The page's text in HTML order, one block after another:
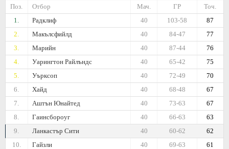
Поз.
Отбор Точ.
ГР
Мач.
1.
Радклиф 87
103-58
40
2.
Макълсфийлд 77
84-47
40
3.
Марийн 76
87-44
40
4.
Уарингтон Райлъндс 75
65-42
40
5.
Уърксоп 70
72-49
40
6.
Хайд 67
68-48
40
7.
Аштън Юнайтед 67
73-63
40
8.
Гаинсбороуг 63
66-63
40
9.
Ланкастър Сити 62
60-62
40
10.
Гайзли 61
69-63
40